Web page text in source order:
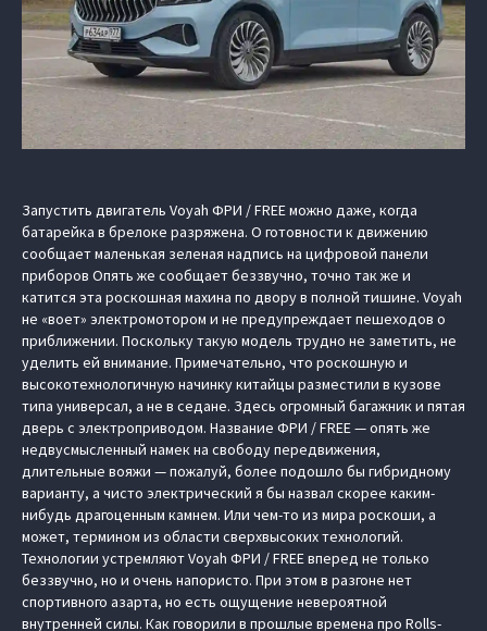
Запустить двигатель Voyah ФРИ / FREE можно даже, когда
батарейка в брелоке разряжена. О готовности к движению
сообщает маленькая зеленая надпись на цифровой панели
приборов Опять же сообщает беззвучно, точно так же и
катится эта роскошная махина по двору в полной тишине. Voyah
не «воет» электромотором и не предупреждает пешеходов о
приближении. Поскольку такую модель трудно не заметить, не
уделить ей внимание. Примечательно, что роскошную и
высокотехнологичную начинку китайцы разместили в кузове
типа универсал, а не в седане. Здесь огромный багажник и пятая
дверь с электроприводом. Название ФРИ / FREE — опять же
недвусмысленный намек на свободу передвижения,
длительные вояжи — пожалуй, более подошло бы гибридному
варианту, а чисто электрический я бы назвал скорее каким-
нибудь драгоценным камнем. Или чем-то из мира роскоши, а
может, термином из области сверхвысоких технологий.
Технологии устремляют Voyah ФРИ / FREE вперед не только
беззвучно, но и очень напористо. При этом в разгоне нет
спортивного азарта, но есть ощущение невероятной
внутренней силы. Как говорили в прошлые времена про Rolls-